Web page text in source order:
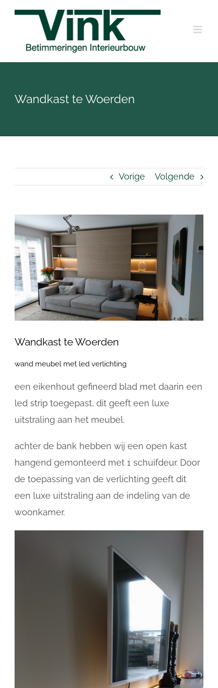
Wandkast te Woerden
Vorige Volgende
Bekijk
grotere
afbeelding
Wandkast te Woerden
wand meubel met led verlichting
een eikenhout gefineerd blad met daarin een
led strip toegepast, dit geeft een luxe
uitstraling aan het meubel.
achter de bank hebben wij een open kast
hangend gemonteerd met 1 schuifdeur. Door
de toepassing van de verlichting geeft dit
een luxe uitstraling aan de indeling van de
woonkamer.